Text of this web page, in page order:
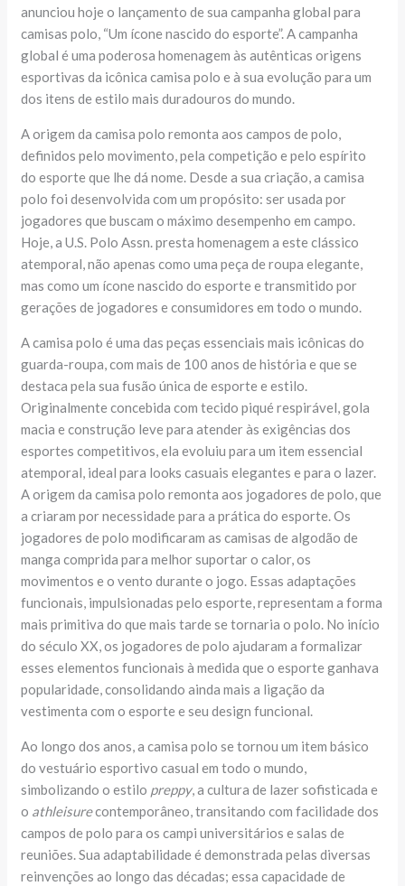
anunciou hoje o lançamento de sua campanha global para
camisas polo, “Um ícone nascido do esporte”. A campanha
global é uma poderosa homenagem às autênticas origens
esportivas da icônica camisa polo e à sua evolução para um
dos itens de estilo mais duradouros do mundo.
A origem da camisa polo remonta aos campos de polo,
definidos pelo movimento, pela competição e pelo espírito
do esporte que lhe dá nome. Desde a sua criação, a camisa
polo foi desenvolvida com um propósito: ser usada por
jogadores que buscam o máximo desempenho em campo.
Hoje, a U.S. Polo Assn. presta homenagem a este clássico
atemporal, não apenas como uma peça de roupa elegante,
mas como um ícone nascido do esporte e transmitido por
gerações de jogadores e consumidores em todo o mundo.
A camisa polo é uma das peças essenciais mais icônicas do
guarda-roupa, com mais de 100 anos de história e que se
destaca pela sua fusão única de esporte e estilo.
Originalmente concebida com tecido piqué respirável, gola
macia e construção leve para atender às exigências dos
esportes competitivos, ela evoluiu para um item essencial
atemporal, ideal para looks casuais elegantes e para o lazer.
A origem da camisa polo remonta aos jogadores de polo, que
a criaram por necessidade para a prática do esporte. Os
jogadores de polo modificaram as camisas de algodão de
manga comprida para melhor suportar o calor, os
movimentos e o vento durante o jogo. Essas adaptações
funcionais, impulsionadas pelo esporte, representam a forma
mais primitiva do que mais tarde se tornaria o polo. No início
do século XX, os jogadores de polo ajudaram a formalizar
esses elementos funcionais à medida que o esporte ganhava
popularidade, consolidando ainda mais a ligação da
vestimenta com o esporte e seu design funcional.
Ao longo dos anos, a camisa polo se tornou um item básico
do vestuário esportivo casual em todo o mundo,
simbolizando o estilo preppy, a cultura de lazer sofisticada e
o athleisurecontemporâneo, transitando com facilidade dos
campos de polo para os campi universitários e salas de
reuniões. Sua adaptabilidade é demonstrada pelas diversas
reinvenções ao longo das décadas; essa capacidade de